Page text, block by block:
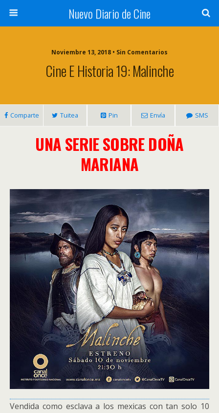
Nuevo Diario de Cine
Noviembre 13, 2018 • Sin Comentarios
Cine E Historia 19: Malinche
Comparte Tuitea Pin Envía SMS
UNA SERIE SOBRE DOÑA
MARIANA
Vendida como esclava a los mexicas con tan solo 10